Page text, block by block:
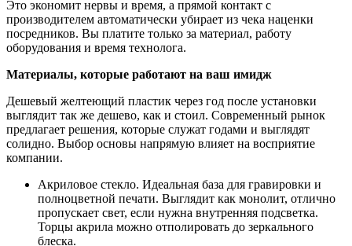
Это экономит нервы и время, а прямой контакт с
производителем автоматически убирает из чека наценки
посредников. Вы платите только за материал, работу
оборудования и время технолога.
Материалы, которые работают на ваш имидж
Дешевый желтеющий пластик через год после установки
выглядит так же дешево, как и стоил. Современный рынок
предлагает решения, которые служат годами и выглядят
солидно. Выбор основы напрямую влияет на восприятие
компании.
Акриловое стекло. Идеальная база для гравировки и
полноцветной печати. Выглядит как монолит, отлично
пропускает свет, если нужна внутренняя подсветка.
Торцы акрила можно отполировать до зеркального
блеска.